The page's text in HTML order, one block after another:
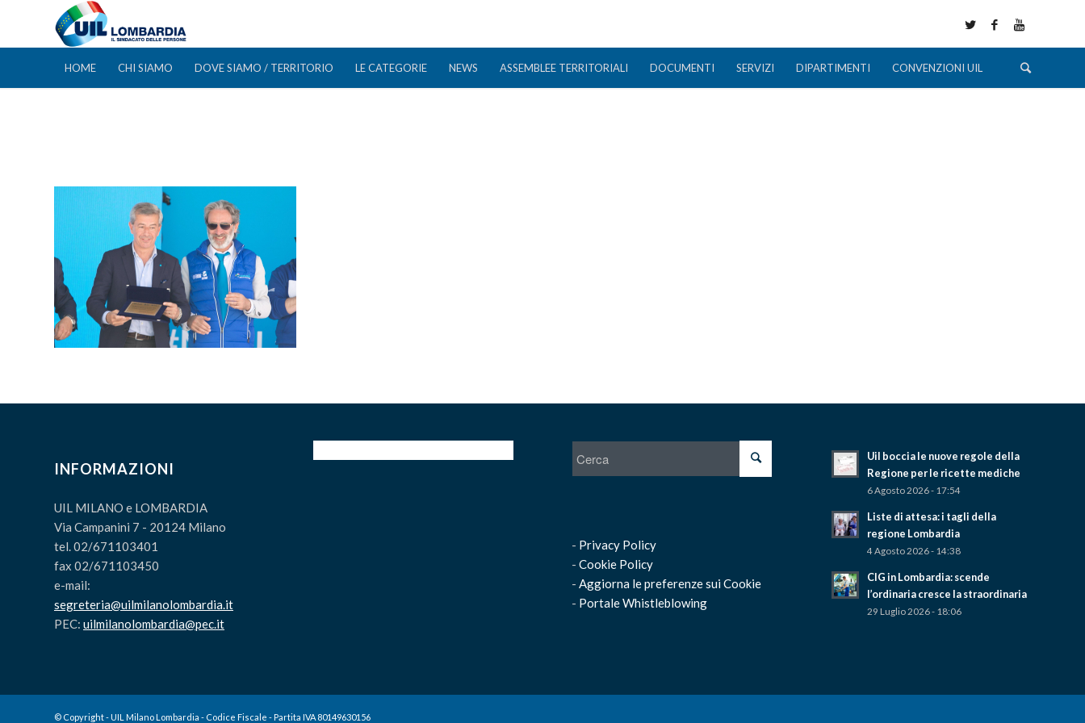
HOME CHI SIAMO DOVE SIAMO / TERRITORIO LE CATEGORIE NEWS ASSEMBLEE TERRITORIALI DOCUMENTI SERVIZI DIPARTIMENTI CONVENZIONI UIL
INFORMAZIONI
UIL MILANO e LOMBARDIA
Via Campanini 7 - 20124 Milano
tel. 02/671103401
fax 02/671103450
e-mail:
segreteria@uilmilanolombardia.it
PEC: uilmilanolombardia@pec.it
- Privacy Policy
-Cookie Policy
-Aggiorna le preferenze sui Cookie
- Portale Whistleblowing
Uil boccia le nuove regole della
Regione per le ricette mediche
6 Agosto 2026 - 17:54
Liste di attesa: i tagli della
regione Lombardia
4 Agosto 2026 - 14:38
CIG in Lombardia: scende
l’ordinaria cresce la straordinaria
29 Luglio 2026 - 18:06
© Copyright - UIL Milano Lombardia - Codice Fiscale - Partita IVA 80149630156